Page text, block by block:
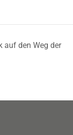
auf den Weg der